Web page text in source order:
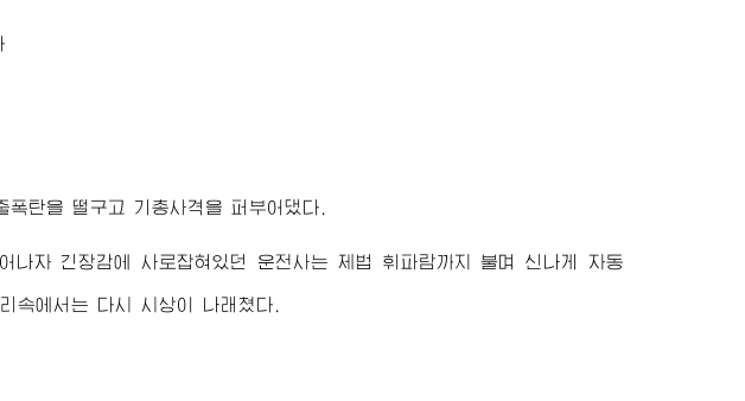
탄을 떨구고 기총사격을 퍼부어댔다.
나자 긴장감에 사로잡혀있던 운전사는 제법 휘파람까지 불며 신나게 자동
속에서는 다시 시상이 나래쳤다.